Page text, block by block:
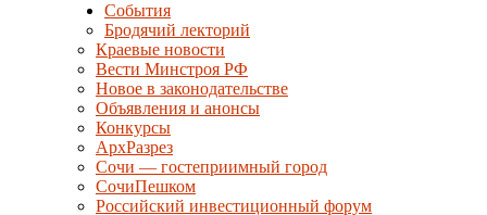
События
Бродячий лекторий
Краевые новости
Вести Минстроя РФ
Новое в законодательстве
Объявления и анонсы
Конкурсы
АрхРазрез
Сочи — гостеприимный город
СочиПешком
Российский инвестиционный форум